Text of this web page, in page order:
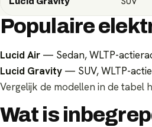
Populaire
Lucid Air — Sedan, WLTP-
Lucid Gravity — SUV, WLTP-
Vergelijk de modellen in de tabel
Wat is